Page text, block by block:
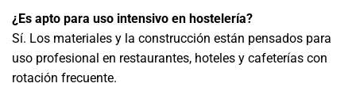
¿Es apto para uso intensivo en hostelería?
Sí. Los materiales y la construcción están pensados para
uso profesional en restaurantes, hoteles y cafeterías con
rotación frecuente.